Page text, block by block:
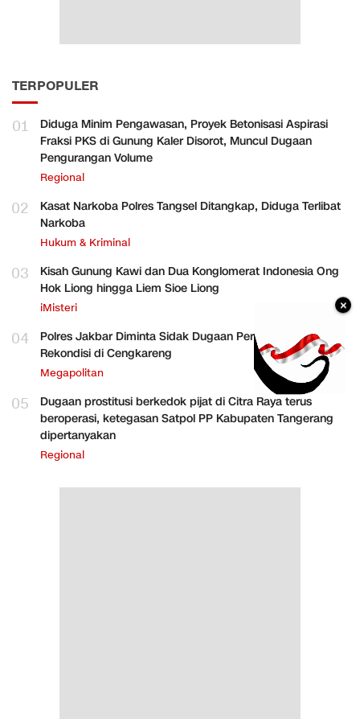
TERPOPULER
01
Diduga Minim Pengawasan, Proyek Betonisasi Aspirasi
Fraksi PKS di Gunung Kaler Disorot, Muncul Dugaan
Pengurangan Volume
Regional
02
Kasat Narkoba Polres Tangsel Ditangkap, Diduga Terlibat
Narkoba
Hukum & Kriminal
03
Kisah Gunung Kawi dan Dua Konglomerat Indonesia Ong
Hok Liong hingga Liem Sioe Liong
iMisteri
04
Polres Jakbar Diminta Sidak Dugaan Perakitan HP
Rekondisi di Cengkareng
Megapolitan
05
Dugaan prostitusi berkedok pijat di Citra Raya terus
beroperasi, ketegasan Satpol PP Kabupaten Tangerang
dipertanyakan
Regional
×